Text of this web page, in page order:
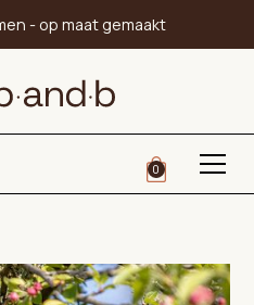
- op maat gemaakt
0